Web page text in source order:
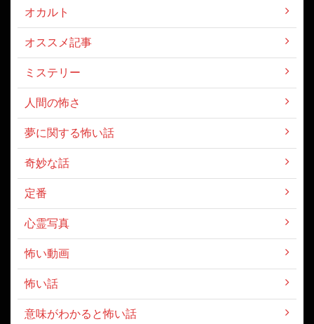
オカルト
オススメ記事
ミステリー
人間の怖さ
夢に関する怖い話
奇妙な話
定番
心霊写真
怖い動画
怖い話
意味がわかると怖い話